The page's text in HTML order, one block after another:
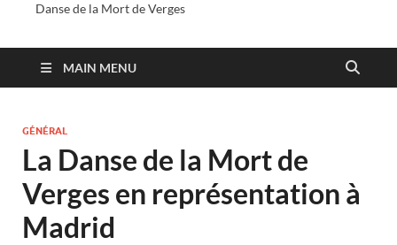
Danse de la Mort de Verges
MAIN MENU
GÉNÉRAL
La Danse de la Mort de
Verges en représentation à
Madrid